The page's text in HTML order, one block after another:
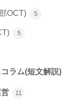
OCT) 5
5
ラム(短文解説)
11